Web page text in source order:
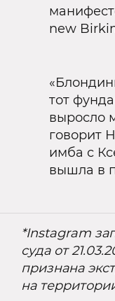
new
тот
выросло
говорит
имба с
вышла в
*Instagram
суда от
признана
на